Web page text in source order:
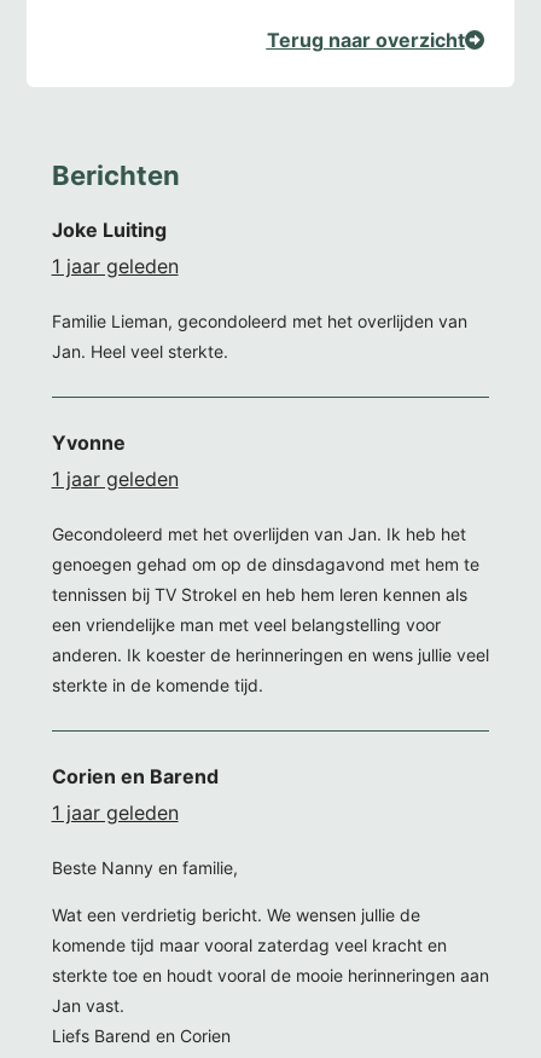
Terug naar overzicht
Berichten
Joke Luiting
1 jaar geleden
Familie Lieman, gecondoleerd met het overlijden van
Jan. Heel veel sterkte.
Yvonne
1 jaar geleden
Gecondoleerd met het overlijden van Jan. Ik heb het
genoegen gehad om op de dinsdagavond met hem te
tennissen bij TV Strokel en heb hem leren kennen als
een vriendelijke man met veel belangstelling voor
anderen. Ik koester de herinneringen en wens jullie veel
sterkte in de komende tijd.
Corien en Barend
1 jaar geleden
Beste Nanny en familie,
Wat een verdrietig bericht. We wensen jullie de
komende tijd maar vooral zaterdag veel kracht en
sterkte toe en houdt vooral de mooie herinneringen aan
Jan vast.
Liefs Barend en Corien